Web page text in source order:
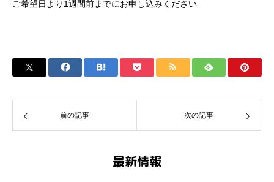
ご希望日より1週間前までにお申し込みください
前の記事 次の記事
最新情報